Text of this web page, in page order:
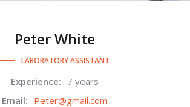
PeterWhite
LABORATORY ASSISTANT
Experience: 7 years
Email: Peter@gmail.com